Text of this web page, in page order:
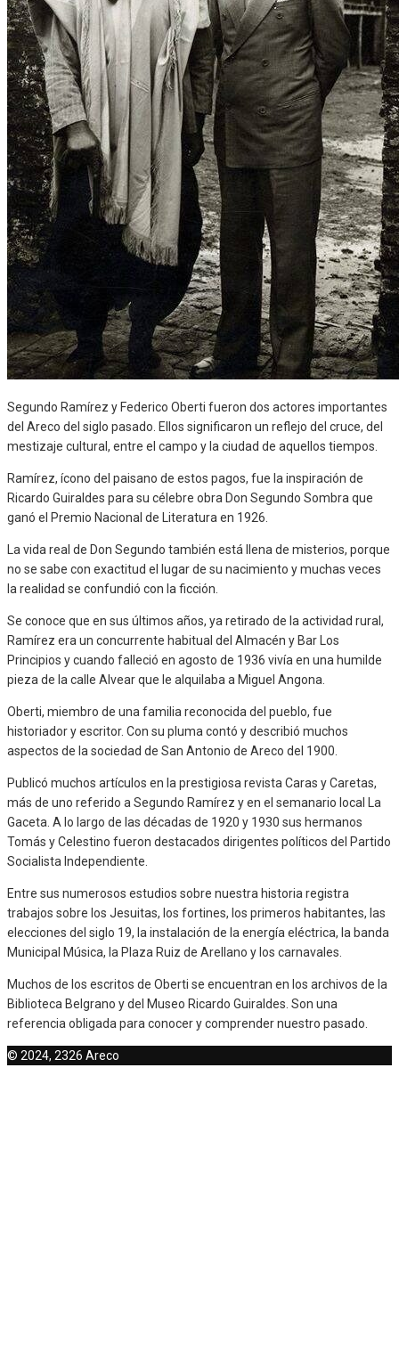
Segundo Ramírez y Federico Oberti fueron dos actores importantes
del Areco del siglo pasado. Ellos significaron un reflejo del cruce, del
mestizaje cultural, entre el campo y la ciudad de aquellos tiempos.
Ramírez, ícono del paisano de estos pagos, fue la inspiración de
Ricardo Guiraldes para su célebre obra Don Segundo Sombra que
ganó el Premio Nacional de Literatura en 1926.
La vida real de Don Segundo también está llena de misterios, porque
no se sabe con exactitud el lugar de su nacimiento y muchas veces
la realidad se confundió con la ficción.
Se conoce que en sus últimos años, ya retirado de la actividad rural,
Ramírez era un concurrente habitual del Almacén y Bar Los
Principios y cuando falleció en agosto de 1936 vivía en una humilde
pieza de la calle Alvear que le alquilaba a Miguel Angona.
Oberti, miembro de una familia reconocida del pueblo, fue
historiador y escritor. Con su pluma contó y describió muchos
aspectos de la sociedad de San Antonio de Areco del 1900.
Publicó muchos artículos en la prestigiosa revista Caras y Caretas,
más de uno referido a Segundo Ramírez y en el semanario local La
Gaceta. A lo largo de las décadas de 1920 y 1930 sus hermanos
Tomás y Celestino fueron destacados dirigentes políticos del Partido
Socialista Independiente.
Entre sus numerosos estudios sobre nuestra historia registra
trabajos sobre los Jesuitas, los fortines, los primeros habitantes, las
elecciones del siglo 19, la instalación de la energía eléctrica, la banda
Municipal Música, la Plaza Ruiz de Arellano y los carnavales.
Muchos de los escritos de Oberti se encuentran en los archivos de la
Biblioteca Belgrano y del Museo Ricardo Guiraldes. Son una
referencia obligada para conocer y comprender nuestro pasado.
© 2024, 2326 Areco